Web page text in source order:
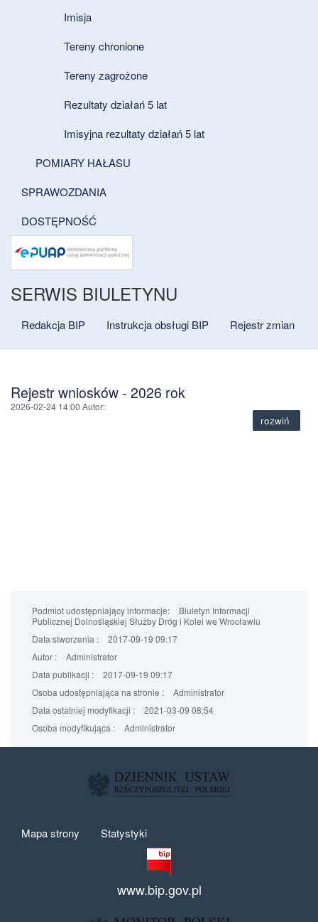
Imisja
Tereny chronione
Tereny zagrożone
Rezultaty działań 5 lat
Imisyjna rezultaty działań 5 lat
POMIARY HAŁASU
SPRAWOZDANIA
DOSTĘPNOŚĆ
SERWIS BIULETYNU
Redakcja BIP Instrukcja obsługi BIP Rejestr zmian
Rejestr wniosków - 2026 rok
2026-02-24 14:00 Autor:
rozwiń
Podmiot udostępniający informacje:
Biuletyn Informacji
Publicznej Dolnośląskiej Służby Dróg i Kolei we Wrocławiu
Data stworzenia :
2017-09-19 09:17
Autor :
Administrator
Data publikacji :
2017-09-19 09:17
Osoba udostępniająca na stronie :
Administrator
Data ostatniej modyfikacji :
2021-03-09 08:54
Osoba modyfikująca :
Administrator
Mapa strony Statystyki
www.bip.gov.pl